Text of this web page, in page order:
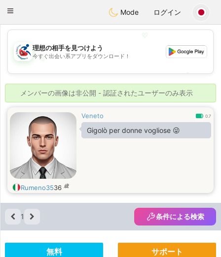
Handi Space
Toggle
Mode ログイン
💖
💕
💕
理想の相手を見つけよう
今すぐ出会い系アプリをダウンロード！
メンバーの画像は非公開 - 認証されたユーザーのみ表示
Veneto 0.7
Gigolò per donne vogliose 😜
Rumeno3536 歳
1 条件による検索
無料 サポート